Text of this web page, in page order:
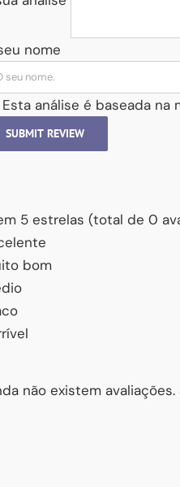
nome
Esta análise é baseada na
SUBMIT REVIEW
5 estrelas (total de 0
bom
não existem